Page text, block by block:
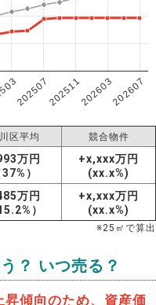
202507202511202603202607
区平均 競合物件
万円
37%）
+x,xxx万円
(xx.x%)
万円
）
+x,xxx万円
(xx.x%)
※25 ㎡で算出
？ いつ売る？
昇傾向のため、資産価